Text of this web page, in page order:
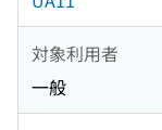
対象利用者
一般